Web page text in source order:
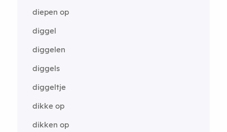
diepen op
diggel
diggelen
diggels
diggeltje
dikke op
dikken op